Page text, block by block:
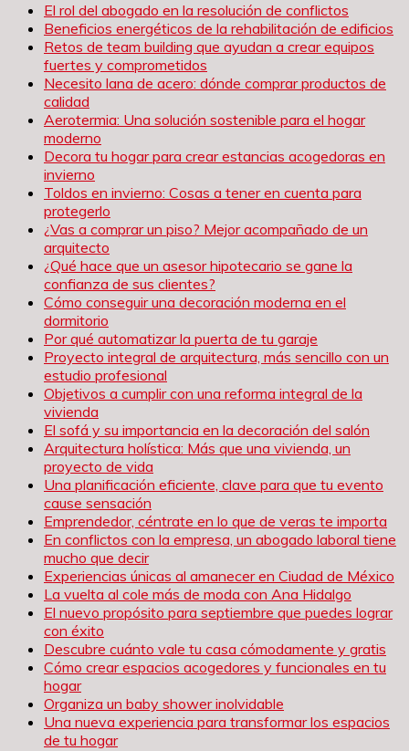
El rol del abogado en la resolución de conflictos
Beneficios energéticos de la rehabilitación de edificios
Retos de team building que ayudan a crear equipos
fuertes y comprometidos
Necesito lana de acero: dónde comprar productos de
calidad
Aerotermia: Una solución sostenible para el hogar
moderno
Decora tu hogar para crear estancias acogedoras en
invierno
Toldos en invierno: Cosas a tener en cuenta para
protegerlo
¿Vas a comprar un piso? Mejor acompañado de un
arquitecto
¿Qué hace que un asesor hipotecario se gane la
confianza de sus clientes?
Cómo conseguir una decoración moderna en el
dormitorio
Por qué automatizar la puerta de tu garaje
Proyecto integral de arquitectura, más sencillo con un
estudio profesional
Objetivos a cumplir con una reforma integral de la
vivienda
El sofá y su importancia en la decoración del salón
Arquitectura holística: Más que una vivienda, un
proyecto de vida
Una planificación eficiente, clave para que tu evento
cause sensación
Emprendedor, céntrate en lo que de veras te importa
En conflictos con la empresa, un abogado laboral tiene
mucho que decir
Experiencias únicas al amanecer en Ciudad de México
La vuelta al cole más de moda con Ana Hidalgo
El nuevo propósito para septiembre que puedes lograr
con éxito
Descubre cuánto vale tu casa cómodamente y gratis
Cómo crear espacios acogedores y funcionales en tu
hogar
Organiza un baby shower inolvidable
Una nueva experiencia para transformar los espacios
de tu hogar